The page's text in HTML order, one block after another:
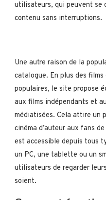
utilisateurs, qui peuvent se
contenu sans interruptions.
Une autre raison de la
catalogue. En plus des
populaires, le site propose
aux films indépendants et
médiatisées. Cela attire un
cinéma d’auteur aux fans
est accessible depuis tous
un PC, une tablette ou un
utilisateurs de regarder
soient.